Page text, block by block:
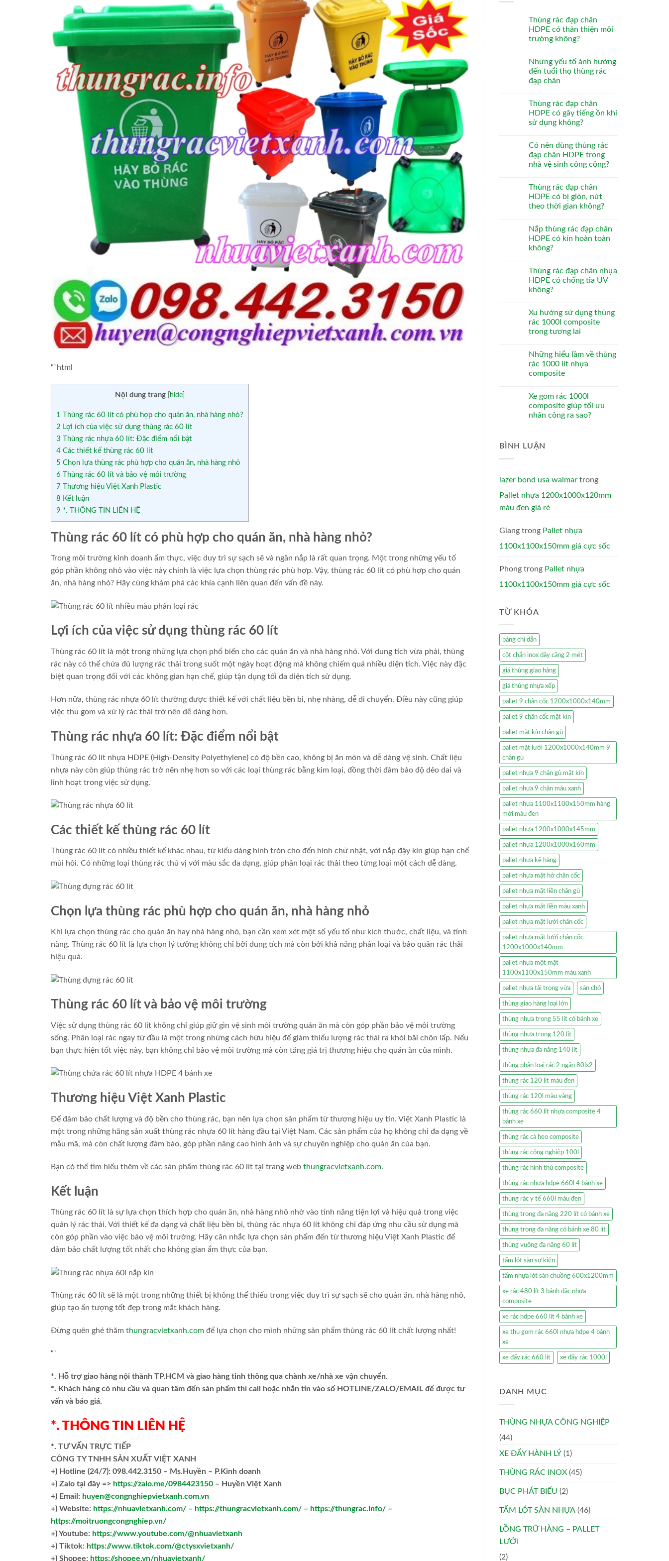
“`html
Nội dung trang hide
1 Thùng rác 60 lít có phù hợp cho quán ăn, nhà hàng nhỏ?
2 Lợi ích của việc sử dụng thùng rác 60 lít
3 Thùng rác nhựa 60 lít: Đặc điểm nổi bật
4 Các thiết kế thùng rác 60 lít
5 Chọn lựa thùng rác phù hợp cho quán ăn, nhà hàng nhỏ
6 Thùng rác 60 lít và bảo vệ môi trường
7 Thương hiệu Việt Xanh Plastic
8 Kết luận
9 *. THÔNG TIN LIÊN HỆ
Thùng rác 60 lít có phù hợp cho quán ăn, nhà hàng nhỏ?
Trong môi trường kinh doanh ẩm thực, việc duy trì sự sạch sẽ và ngăn nắp là rất quan trọng. Một trong những yếu tố
góp phần không nhỏ vào việc này chính là việc lựa chọn thùng rác phù hợp. Vậy, thùng rác 60 lít có phù hợp cho quán
ăn, nhà hàng nhỏ? Hãy cùng khám phá các khía cạnh liên quan đến vấn đề này.
Lợi ích của việc sử dụng thùng rác 60 lít
Thùng rác 60 lít là một trong những lựa chọn phổ biến cho các quán ăn và nhà hàng nhỏ. Với dung tích vừa phải, thùng
rác này có thể chứa đủ lượng rác thải trong suốt một ngày hoạt động mà không chiếm quá nhiều diện tích. Việc này đặc
biệt quan trọng đối với các không gian hạn chế, giúp tận dụng tối đa diện tích sử dụng.
Hơn nữa, thùng rác nhựa 60 lít thường được thiết kế với chất liệu bền bỉ, nhẹ nhàng, dễ di chuyển. Điều này cũng giúp
việc thu gom và xử lý rác thải trở nên dễ dàng hơn.
Thùng rác nhựa 60 lít: Đặc điểm nổi bật
Thùng rác 60 lít nhựa HDPE (High-Density Polyethylene) có độ bền cao, không bị ăn mòn và dễ dàng vệ sinh. Chất liệu
nhựa này còn giúp thùng rác trở nên nhẹ hơn so với các loại thùng rác bằng kim loại, đồng thời đảm bảo độ dẻo dai và
linh hoạt trong việc sử dụng.
Các thiết kế thùng rác 60 lít
Thùng rác 60 lít có nhiều thiết kế khác nhau, từ kiểu dáng hình tròn cho đến hình chữ nhật, với nắp đậy kín giúp hạn chế
mùi hôi. Có những loại thùng rác thú vị với màu sắc đa dạng, giúp phân loại rác thải theo từng loại một cách dễ dàng.
Chọn lựa thùng rác phù hợp cho quán ăn, nhà hàng nhỏ
Khi lựa chọn thùng rác cho quán ăn hay nhà hàng nhỏ, bạn cần xem xét một số yếu tố như kích thước, chất liệu, và tính
năng. Thùng rác 60 lít là lựa chọn lý tưởng không chỉ bởi dung tích mà còn bởi khả năng phân loại và bảo quản rác thải
hiệu quả.
Thùng rác 60 lít và bảo vệ môi trường
Việc sử dụng thùng rác 60 lít không chỉ giúp giữ gìn vệ sinh môi trường quán ăn mà còn góp phần bảo vệ môi trường
sống. Phân loại rác ngay từ đầu là một trong những cách hữu hiệu để giảm thiểu lượng rác thải ra khỏi bãi chôn lấp. Nếu
bạn thực hiện tốt việc này, bạn không chỉ bảo vệ môi trường mà còn tăng giá trị thương hiệu cho quán ăn của mình.
Thương hiệu Việt Xanh Plastic
Để đảm bảo chất lượng và độ bền cho thùng rác, bạn nên lựa chọn sản phẩm từ thương hiệu uy tín. Việt Xanh Plastic là
một trong những hãng sản xuất thùng rác nhựa 60 lít hàng đầu tại Việt Nam. Các sản phẩm của họ không chỉ đa dạng về
mẫu mã, mà còn chất lượng đảm bảo, góp phần nâng cao hình ảnh và sự chuyên nghiệp cho quán ăn của bạn.
Bạn có thể tìm hiểu thêm về các sản phẩm thùng rác 60 lít tại trang web thungracvietxanh.com.
Kết luận
Thùng rác 60 lít là sự lựa chọn thích hợp cho quán ăn, nhà hàng nhỏ nhờ vào tính năng tiện lợi và hiệu quả trong việc
quản lý rác thải. Với thiết kế đa dạng và chất liệu bền bỉ, thùng rác nhựa 60 lít không chỉ đáp ứng nhu cầu sử dụng mà
còn góp phần vào việc bảo vệ môi trường. Hãy cân nhắc lựa chọn sản phẩm đến từ thương hiệu Việt Xanh Plastic để
đảm bảo chất lượng tốt nhất cho không gian ẩm thực của bạn.
Thùng rác 60 lít sẽ là một trong những thiết bị không thể thiếu trong việc duy trì sự sạch sẽ cho quán ăn, nhà hàng nhỏ,
giúp tạo ấn tượng tốt đẹp trong mắt khách hàng.
Đừng quên ghé thăm thungracvietxanh.com để lựa chọn cho mình những sản phẩm thùng rác 60 lít chất lượng nhất!
“`
*. Hỗ trợ giao hàng nội thành TP.HCM và giao hàng tỉnh thông qua chành xe/nhà xe vận chuyển.
*. Khách hàng có nhu cầu và quan tâm đến sản phẩm thì call hoặc nhắn tin vào số HOTLINE/ZALO/EMAIL để được tư
vấn và báo giá.
*. THÔNG TIN LIÊN HỆ
*. TƯ VẤN TRỰC TIẾP
CÔNG TY TNHH SẢN XUẤT VIỆT XANH
+) Hotline (24/7): 098.442.3150 – Ms.Huyền – P.Kinh doanh
+) Zalo tại đây => https://zalo.me/0984423150 – Huyền Việt Xanh
+) Email: huyen@congnghiepvietxanh.com.vn
+) Website: https://nhuavietxanh.com/ – https://thungracvietxanh.com/ – https://thungrac.info/ –
https://moitruongcongnghiep.vn/
+) Youtube: https://www.youtube.com/@nhuavietxanh
+) Tiktok: https://www.tiktok.com/@ctysxvietxanh/
+) Shopee: https://shopee.vn/nhuavietxanh/
Thùng rác đạp chân
HDPE có thân thiện môi
trường không?
Những yếu tố ảnh hưởng
đến tuổi thọ thùng rác
đạp chân
Thùng rác đạp chân
HDPE có gây tiếng ồn khi
sử dụng không?
Có nên dùng thùng rác
đạp chân HDPE trong
nhà vệ sinh công cộng?
Thùng rác đạp chân
HDPE có bị giòn, nứt
theo thời gian không?
Nắp thùng rác đạp chân
HDPE có kín hoàn toàn
không?
Thùng rác đạp chân nhựa
HDPE có chống tia UV
không?
Xu hướng sử dụng thùng
rác 1000l composite
trong tương lai
Những hiểu lầm về thùng
rác 1000 lít nhựa
composite
Xe gom rác 1000l
composite giúp tối ưu
nhân công ra sao?
BÌNH LUẬN
lazer bond usa walmar trong
Pallet nhựa 1200x1000x120mm
màu đen giá rẻ
Giang trong Pallet nhựa
1100x1100x150mm giá cực sốc
Phong trong Pallet nhựa
1100x1100x150mm giá cực sốc
TỪ KHÓA
bảng chỉ dẫn
cột chắn inox dây căng 2 mét
giá thùng giao hàng
giá thùng nhựa xếp
pallet 9 chân cốc 1200x1000x140mm
pallet 9 chân cốc mặt kín
pallet mặt kín chân gù
pallet mặt lưới 1200x1000x140mm 9
chân gù
pallet nhựa 9 chân gù mặt kín
pallet nhựa 9 chân màu xanh
pallet nhựa 1100x1100x150mm hàng
mới màu đen
pallet nhựa 1200x1000x145mm
pallet nhựa 1200x1000x160mm
pallet nhựa kê hàng
pallet nhựa mặt hở chân cốc
pallet nhựa mặt liền chân gù
pallet nhựa mặt liền màu xanh
pallet nhựa mặt lưới chân cốc
pallet nhựa mặt lưới chân cốc
1200x1000x140mm
pallet nhựa một mặt
1100x1100x150mm màu xanh
pallet nhựa tải trọng vừa sàn chó
thùng giao hàng loại lớn
thùng nhựa trong 55 lít có bánh xe
thùng nhựa trong 120 lít
thùng nhựa đa năng 140 lít
thùng phân loại rác 2 ngăn 80lx2
thùng rác 120 lít màu đen
thùng rác 120l màu vàng
thùng rác 660 lít nhựa composite 4
bánh xe
thùng rác cà heo composite
thùng rác công nghiệp 100l
thùng rác hình thú composite
thùng rác nhựa hdpe 660l 4 bánh xe
thùng rác y tế 660l màu đen
thùng trong đa năng 220 lít có bánh xe
thùng trong đa năng có bánh xe 80 lít
thùng vuông đa năng 60 lít
tấm lót sàn sự kiện
tấm nhựa lót sàn chuồng 600x1200mm
xe rác 480 lít 3 bánh đặc nhựa
composite
xe rác hdpe 660 lít 4 bánh xe
xe thu gom rác 660l nhựa hdpe 4 bánh
xe
xe đẩy rác 660 lít xe đẩy rác 1000l
DANH MỤC
THÙNG NHỰA CÔNG NGHIỆP
(44)
XE ĐẨY HÀNH LÝ (1)
THÙNG RÁC INOX (45)
BỤC PHÁT BIỂU (2)
TẤM LÓT SÀN NHỰA (46)
LỒNG TRỮ HÀNG – PALLET
LƯỚI
(2)